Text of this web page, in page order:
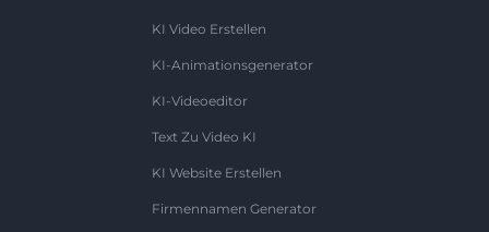
KI Video Erstellen
KI-Animationsgenerator
KI-Videoeditor
Text Zu Video KI
KI Website Erstellen
Firmennamen Generator